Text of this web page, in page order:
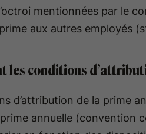
mentionnées par le
aux autres employés
les conditions
d’attribution de la prime
annuelle (convention